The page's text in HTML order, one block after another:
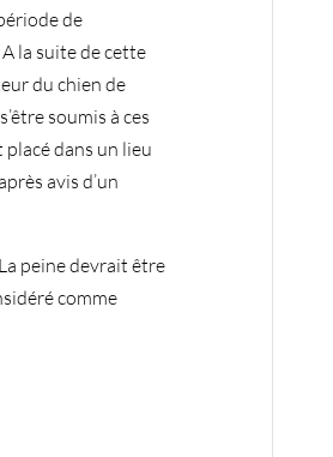
de
la suite de cette
du chien de
soumis à ces
dans un lieu
avis d’un
peine devrait être
comme